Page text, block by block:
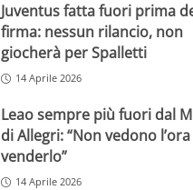
Juventus fatta fuori prima
firma: nessun rilancio, non
giocherà per Spalletti
14 Aprile 2026
Leao sempre più fuori dal
di Allegri: “Non vedono
venderlo”
14 Aprile 2026